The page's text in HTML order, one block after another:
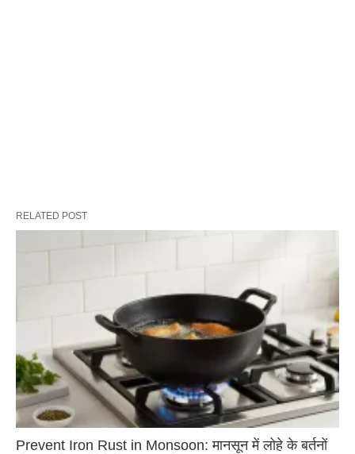
RELATED POST
Prevent Iron Rust in Monsoon: मानसून में लोहे के बर्तनों